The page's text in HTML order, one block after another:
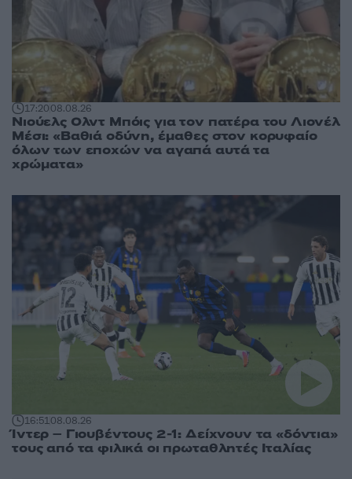
17:2008.08.26
Νιούελς Ολντ Μπόις για τον πατέρα του Λιονέλ
Μέσι: «Βαθιά οδύνη, έμαθες στον κορυφαίο
όλων των εποχών να αγαπά αυτά τα
χρώματα»
16:5108.08.26
Ίντερ – Γιουβέντους 2-1: Δείχνουν τα «δόντια»
τους από τα φιλικά οι πρωταθλητές Ιταλίας